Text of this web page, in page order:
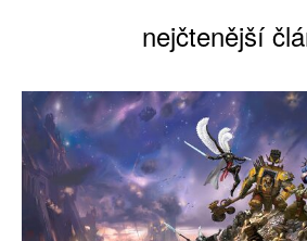
nejčtenější